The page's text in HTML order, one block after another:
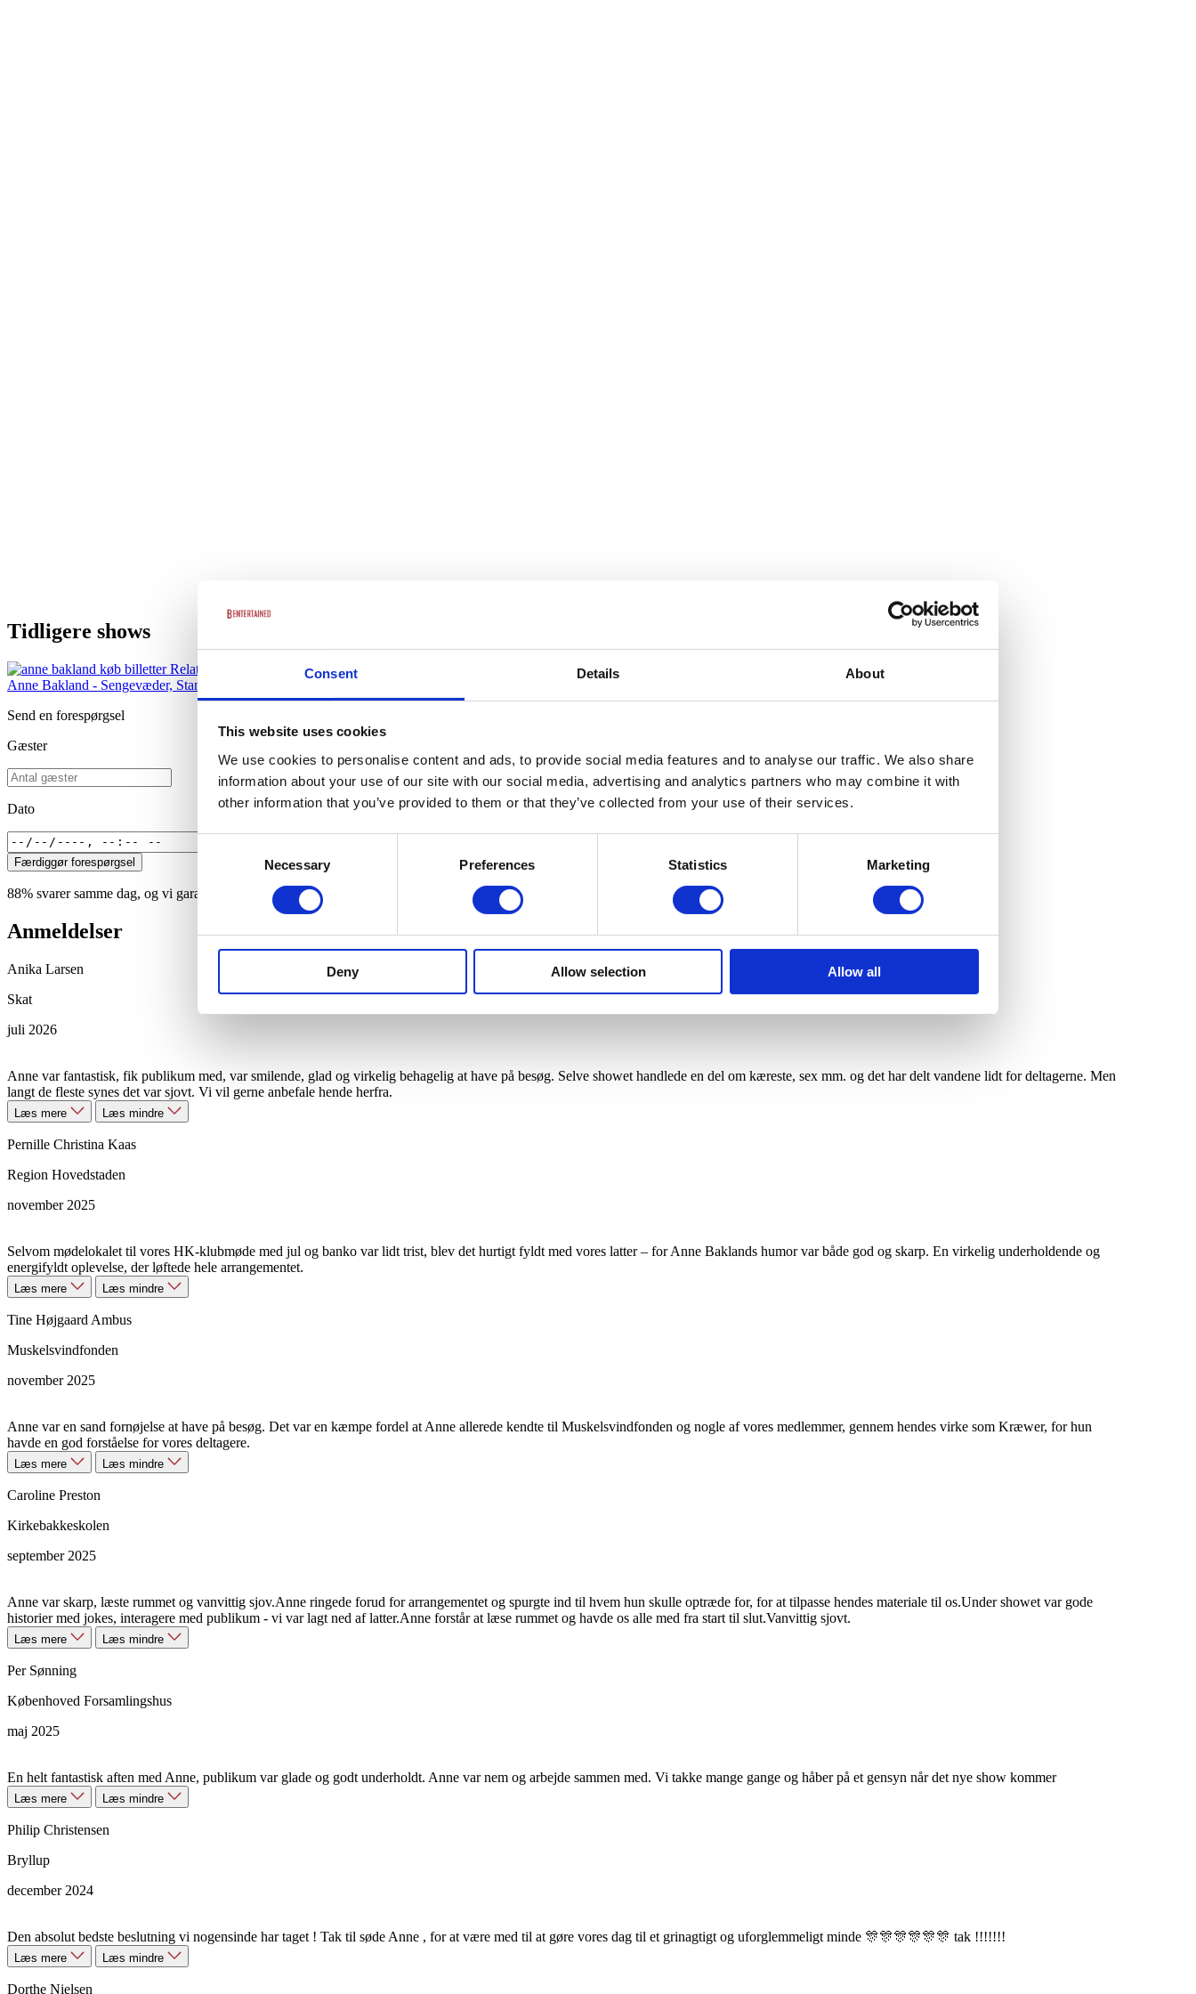
Consent Details About
This website uses cookies
We use cookies to personalise content and ads, to provide social media features and to analyse our traffic. We also share
information about your use of our site with our social media, advertising and analytics partners who may combine it with
other information that you’ve provided to them or that they’ve collected from your use of their services.
Necessary Preferences Statistics Marketing
Deny Allow selection Allow all
Tidligere shows
Anne Bakland - Sengevæder, Stand up tour
Send en forespørgsel
Gæster
Dato
Færdiggør forespørgsel
88% svarer samme dag, og vi garanterer svar indenfor 24 timer på hverdage
Anmeldelser
Anika Larsen
Skat
juli 2026
Anne var fantastisk, fik publikum med, var smilende, glad og virkelig behagelig at have på besøg. Selve showet handlede en del om kæreste, sex mm. og det har delt vandene lidt for deltagerne. Men
langt de fleste synes det var sjovt. Vi vil gerne anbefale hende herfra.
Læs mere Læs mindre
Pernille Christina Kaas
Region Hovedstaden
november 2025
Selvom mødelokalet til vores HK-klubmøde med jul og banko var lidt trist, blev det hurtigt fyldt med vores latter – for Anne Baklands humor var både god og skarp. En virkelig underholdende og
energifyldt oplevelse, der løftede hele arrangementet.
Læs mere Læs mindre
Tine Højgaard Ambus
Muskelsvindfonden
november 2025
Anne var en sand fornøjelse at have på besøg. Det var en kæmpe fordel at Anne allerede kendte til Muskelsvindfonden og nogle af vores medlemmer, gennem hendes virke som Kræwer, for hun
havde en god forståelse for vores deltagere.
Læs mere Læs mindre
Caroline Preston
Kirkebakkeskolen
september 2025
Anne var skarp, læste rummet og vanvittig sjov.Anne ringede forud for arrangementet og spurgte ind til hvem hun skulle optræde for, for at tilpasse hendes materiale til os.Under showet var gode
historier med jokes, interagere med publikum - vi var lagt ned af latter.Anne forstår at læse rummet og havde os alle med fra start til slut.Vanvittig sjovt.
Læs mere Læs mindre
Per Sønning
Københoved Forsamlingshus
maj 2025
En helt fantastisk aften med Anne, publikum var glade og godt underholdt. Anne var nem og arbejde sammen med. Vi takke mange gange og håber på et gensyn når det nye show kommer
Læs mere Læs mindre
Philip Christensen
Bryllup
december 2024
Den absolut bedste beslutning vi nogensinde har taget ! Tak til søde Anne , for at være med til at gøre vores dag til et grinagtigt og uforglemmeligt minde 🎊🎊🎊🎊🎊🎊 tak !!!!!!!
Læs mere Læs mindre
Dorthe Nielsen